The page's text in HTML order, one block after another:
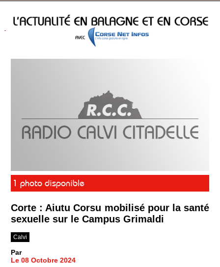
1 photo disponible
Corte : Aiutu Corsu mobilisé pour la santé
sexuelle sur le Campus Grimaldi
Calvi
Par
Le 08 Octobre 2024